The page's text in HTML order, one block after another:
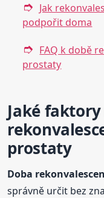
Jak
podpořit doma
FAQ k době
prostaty
Jaké
prostaty
Doba
správně určit bez